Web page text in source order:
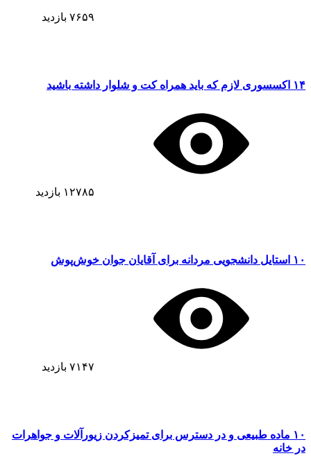
۷۶۵۹ بازدید
۱۴ اکسسوری‌ لازم که باید همراه کت و شلوار داشته باشید
۱۲۷۸۵ بازدید
۱۰ استایل دانشجویی مردانه برای آقایان جوان خوش‌پوش
۷۱۴۷ بازدید
۱۰ ماده طبیعی و در دسترس برای تمیزکردن زیورآلات و جواهرات
در خانه